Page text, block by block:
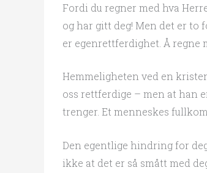
Fordi du regner med hva
og har gitt deg! Men det er to
er egenrettferdighet. Å regne
Hemmeligheten ved en
oss rettferdige – men at han
trenger. Et menneskes
Den egentlige hindring for
ikke at det er så smått med